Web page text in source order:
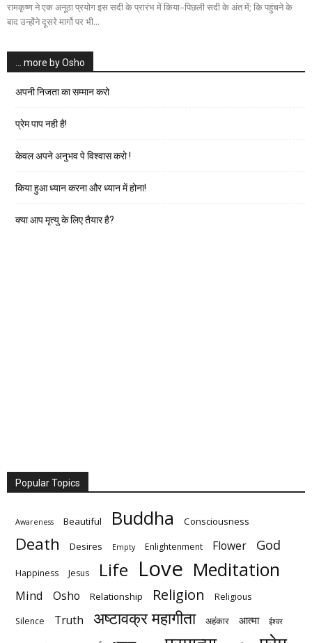
रामकृष्ण ने एक अनूठा प्रयोग इस सदी के प्रारंभ में किया–पिछली सदी के अंत में; कि पहुंचने के
बाद उन्होंने दूसरे मार्गो पर भी...
… more by Osho
अपनी निजता का सम्मान करो
प्रेम पाप नही है!
केवल अपने अनुभव पे विश्वास करो !
किया हुआ ध्यान करना और ध्यान में होना!
क्या आप मृत्यु के लिए तैयार है?
Popular Topics
Awareness Beautiful Buddha Consciousness
Death Desires Empty Enlightenment Flower God
Happiness Jesus Life Love Meditation
Mind Osho Relationship Religion Religious
Silence Truth अष्टावक्र महागीता अहंकार आत्मा ईश्वर